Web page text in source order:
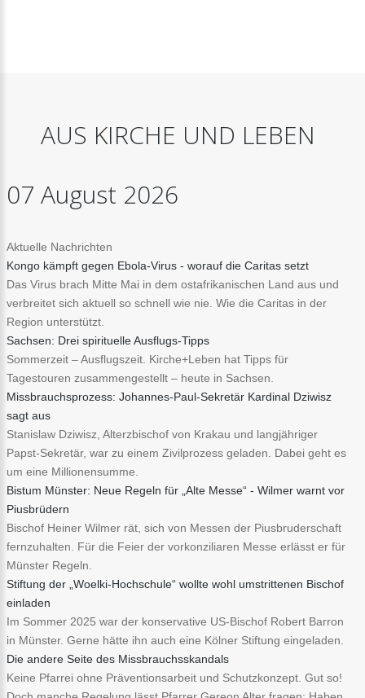
AUS KIRCHE UND LEBEN
07 August 2026
Aktuelle Nachrichten
Kongo kämpft gegen Ebola-Virus - worauf die Caritas setzt
Das Virus brach Mitte Mai in dem ostafrikanischen Land aus und
verbreitet sich aktuell so schnell wie nie. Wie die Caritas in der
Region unterstützt.
Sachsen: Drei spirituelle Ausflugs-Tipps
Sommerzeit – Ausflugszeit. Kirche+Leben hat Tipps für
Tagestouren zusammengestellt – heute in Sachsen.
Missbrauchsprozess: Johannes-Paul-Sekretär Kardinal Dziwisz
sagt aus
Stanislaw Dziwisz, Alterzbischof von Krakau und langjähriger
Papst-Sekretär, war zu einem Zivilprozess geladen. Dabei geht es
um eine Millionensumme.
Bistum Münster: Neue Regeln für „Alte Messe“ - Wilmer warnt vor
Piusbrüdern
Bischof Heiner Wilmer rät, sich von Messen der Piusbruderschaft
fernzuhalten. Für die Feier der vorkonziliaren Messe erlässt er für
Münster Regeln.
Stiftung der „Woelki-Hochschule“ wollte wohl umstrittenen Bischof
einladen
Im Sommer 2025 war der konservative US-Bischof Robert Barron
in Münster. Gerne hätte ihn auch eine Kölner Stiftung eingeladen.
Die andere Seite des Missbrauchsskandals
Keine Pfarrei ohne Präventionsarbeit und Schutzkonzept. Gut so!